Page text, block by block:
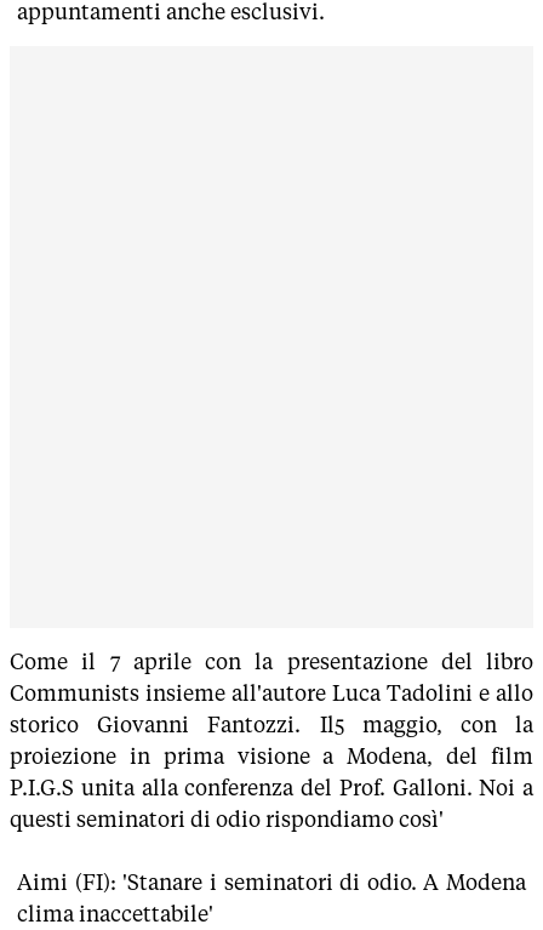
appuntamenti anche esclusivi.
Come il 7 aprile con la presentazione del libro
Communists insieme all'autore Luca Tadolini e allo
storico Giovanni Fantozzi. Il5 maggio, con la
proiezione in prima visione a Modena, del film
P.I.G.S unita alla conferenza del Prof. Galloni. Noi a
questi seminatori di odio rispondiamo così'
Aimi (FI): 'Stanare i seminatori di odio. A Modena
clima inaccettabile'